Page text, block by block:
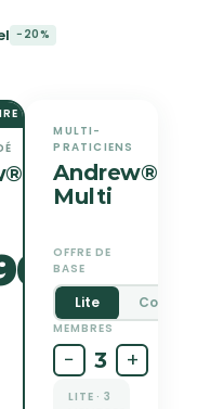
−20%
MULTI-
PRATICIENS
Andrew®
Multi
OFFRE DE
BASE
Lite Coach
MEMBRES
− 3 +
LITE · 3